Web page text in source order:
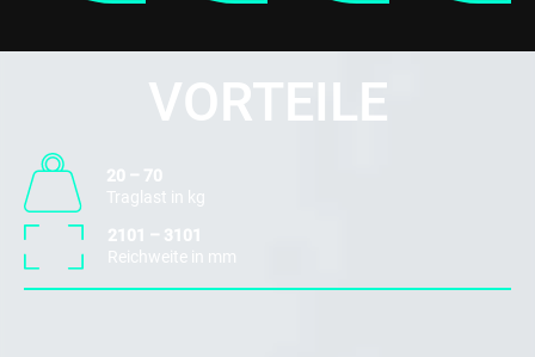
VORTEILE
20 – 70
Traglast in kg
2101 – 3101
Reichweite in mm